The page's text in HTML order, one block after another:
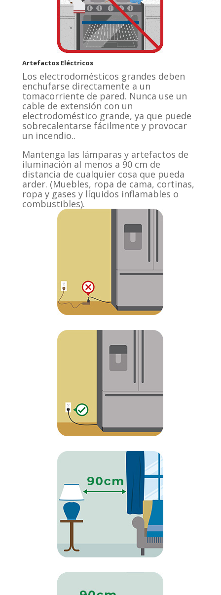
Artefactos Eléctricos
Los electrodomésticos grandes deben
enchufarse directamente a un
tomacorriente de pared. Nunca use un
cable de extensión con un
electrodoméstico grande, ya que puede
sobrecalentarse fácilmente y provocar
un incendio..
Mantenga las lámparas y artefactos de
iluminación al menos a 90 cm de
distancia de cualquier cosa que pueda
arder. (Muebles, ropa de cama, cortinas,
ropa y gases y líquidos inflamables o
combustibles).